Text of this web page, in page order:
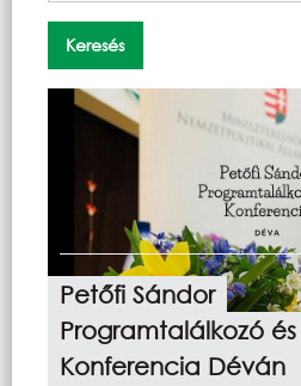
Petőfi Sándor
Programtalálkozó és
Konferencia Déván